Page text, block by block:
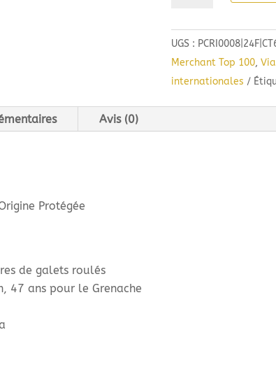
AOC
Terrasses
UGS :
Merchant Top 100,
internationales
Avis (0)
Protégée
de galets roulés
47 ans pour le Grenache